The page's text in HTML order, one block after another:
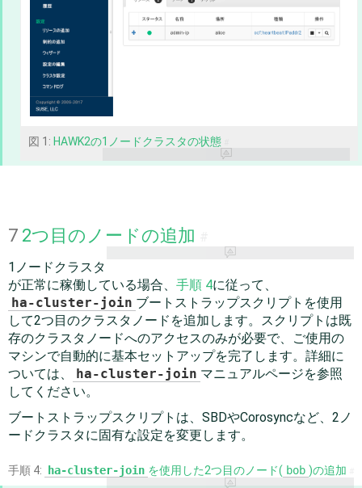
図 1: HAWK2の1ノードクラスタの状態
7 2つ目のノードの追加
1ノードクラスタ
が正常に稼働している場合、 手順 4に従って、
ha-cluster-join ブートストラップスクリプトを使用
して2つ目のクラスタノードを追加します。スクリプトは既
存のクラスタノードへのアクセスのみが必要で、ご使用の
マシンで自動的に基本セットアップを完了します。詳細に
ついては、
ha-cluster-join マニュアルページを参照
してください。
ブートストラップスクリプトは、SBDやCorosyncなど、2ノ
ードクラスタに固有な設定を変更します。
手順 4: ha-cluster-join を使用した2つ目のノード( bob )の追加